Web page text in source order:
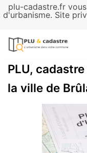
plu-cadastre.fr
d'urbanisme. Site
Aller
contenu
PLU,
la ville de